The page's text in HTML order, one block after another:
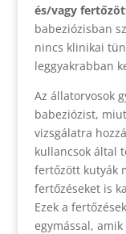
és/vagy
babeziózisban
nincs klinikai
leggyakrabban
Az állatorvosok
babeziózist,
vizsgálatra
kullancsok által
fertőzött kutyák
fertőzéseket is
Ezek a
egymással,